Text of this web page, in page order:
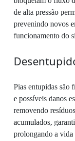
de alta pressão
prevenindo novos
funcionamento do
Pias entupidas são
e possíveis danos
removendo
acumulados,
prolongando a vida